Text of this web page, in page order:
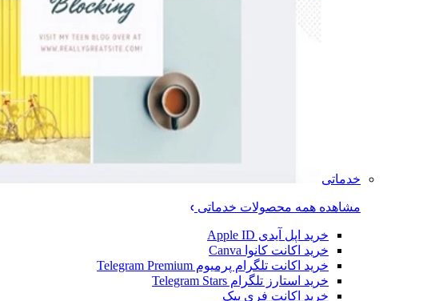
خدماتی
مشاهده همه محصولات خدماتی
خرید اپل آیدی Apple ID
خرید اکانت کانوا Canva
خرید اکانت تلگرام پرمیوم Telegram Premium
خرید استارز تلگرام Telegram Stars
خرید اکانت فری پیک